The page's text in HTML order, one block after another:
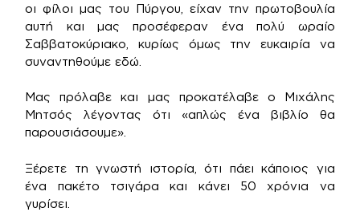
οι φίλοι μας του Πύργου, είχαν την πρωτοβουλία
αυτή και μας προσέφεραν ένα πολύ ωραίο
Σαββατοκύριακο, κυρίως όμως την ευκαιρία να
συναντηθούμε εδώ.
Μας πρόλαβε και μας προκατέλαβε ο Μιχάλης
Μητσός λέγοντας ότι «απλώς ένα βιβλίο θα
παρουσιάσουμε».
Ξέρετε τη γνωστή ιστορία, ότι πάει κάποιος για
ένα πακέτο τσιγάρα και κάνει 50 χρόνια να
γυρίσει.